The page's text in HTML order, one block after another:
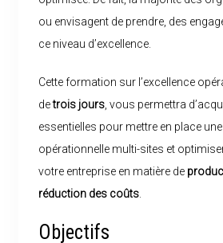
ou envisagent de prendre, des
ce niveau d’excellence.
Cette formation sur l’excellence
detrois jours, vous permettra
essentielles pour mettre en place
opérationnelle multi-sites et
votre entreprise en matière de
réduction des coûts.
Objectifs